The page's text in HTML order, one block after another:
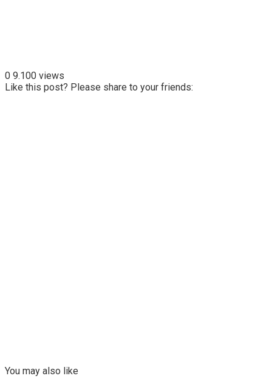
0 9.100 views
Like this post? Please share to your friends:
You may also like